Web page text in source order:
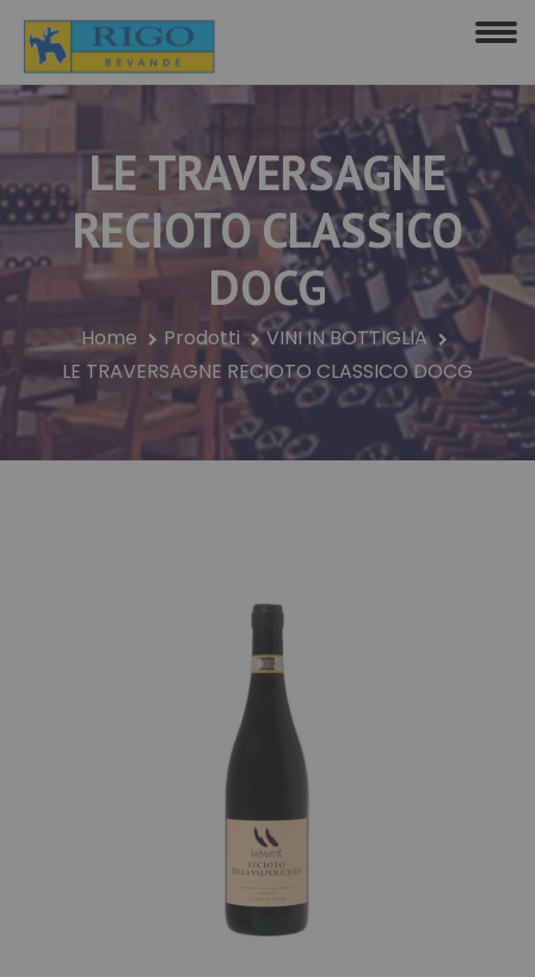
LE TRAVERSAGNE
RECIOTO CLASSICO
DOCG
Home Prodotti
VINI IN BOTTIGLIA
LE TRAVERSAGNE RECIOTO CLASSICO DOCG